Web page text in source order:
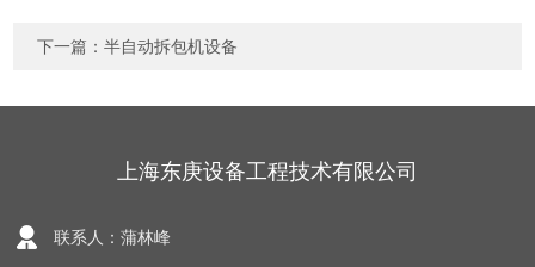
下一篇：半自动拆包机设备
上海东庚设备工程技术有限公司
联系人：蒲林峰